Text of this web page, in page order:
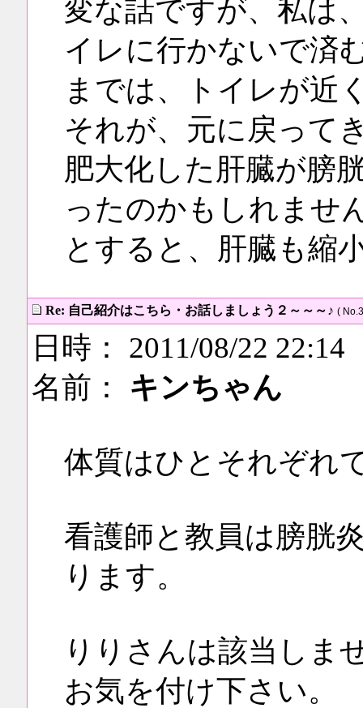
変な話ですが、私は
イレに行かないで済
までは、トイレが近
それが、元に戻って
肥大化した肝臓が膀
ったのかもしれませ
とすると、肝臓も縮
Re: 自己紹介はこちら・お話しましょう２～～～♪ (
日時： 2011/08/22 22:14
名前： キンちゃん
体質はひとそれぞれ
看護師と教員は膀胱
ります。
りりさんは該当しま
お気を付け下さい。